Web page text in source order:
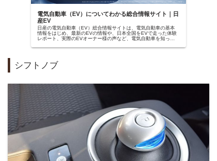
電気自動車（EV）についてわかる総合情報サイト｜日
産EV
日産の電気自動車（EV）総合情報サイトは、電気自動車の基本
情報をはじめ、最新のEVの情報や、日本全国をEVで走った体験
レポート、実際のEVオーナー様の声など、電気自動車を知って
シフトノブ